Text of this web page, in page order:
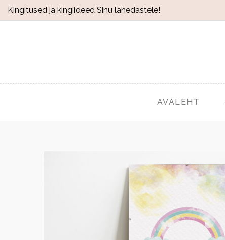
Kingitused ja kingiideed Sinu lähedastele!
AVALEHT